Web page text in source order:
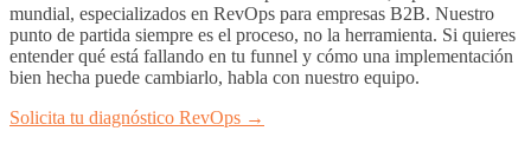
mundial, especializados en RevOps para empresas B2B. Nuestro
punto de partida siempre es el proceso, no la herramienta. Si quieres
entender qué está fallando en tu funnel y cómo una implementación
bien hecha puede cambiarlo, habla con nuestro equipo.
Solicita tu diagnóstico RevOps →